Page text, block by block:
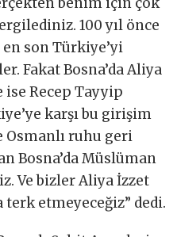
100 yıl önce
en son Türkiye’yi
Fakat Bosna’da Aliya
ise Recep Tayyip
karşı bu girişim
Osmanlı ruhu geri
Bosna’da Müslüman
Ve bizler Aliya İzzet
terk etmeyeceğiz” dedi.